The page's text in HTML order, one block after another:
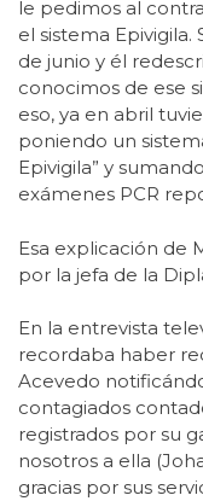
le pedimos al
el sistema
de junio y él
conocimos de ese
eso, ya en abril
poniendo un
Epivigila” y
exámenes PCR
Esa explicación de
por la jefa de la
En la entrevista
recordaba haber
Acevedo
contagiados
registrados por su
nosotros a ella
gracias por sus